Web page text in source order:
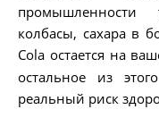
промышленности
колбасы, сахара в
Cola остается на
остальное из
реальный риск